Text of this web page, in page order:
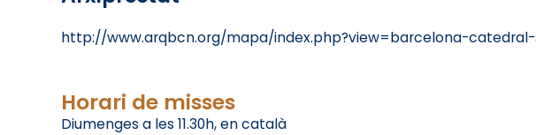
http://www.arqbcn.org/mapa/index.php?view=barcelona-
Horari de misses
Diumenges a les 11.30h, en català